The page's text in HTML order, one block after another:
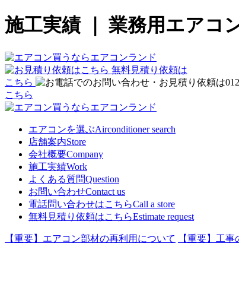
施工実績 ｜ 業務用エアコ
無料見積り依頼は
こちら
こちら
エアコンを選ぶAirconditioner search
店舗案内Store
会社概要Company
施工実績Work
よくある質問Question
お問い合わせContact us
電話問い合わせはこちらCall a store
無料見積り依頼はこちらEstimate request
【重要】エアコン部材の再利用について 【重要】工